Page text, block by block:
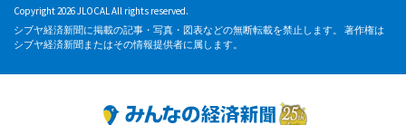
Copyright 2026 JLOCAL All rights reserved.
シブヤ経済新聞に掲載の記事・写真・図表などの無断転載を禁止します。 著作権は
シブヤ経済新聞またはその情報提供者に属します。